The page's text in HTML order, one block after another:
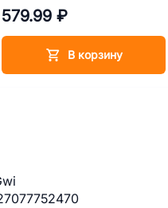
579.99 ₽
В корзину